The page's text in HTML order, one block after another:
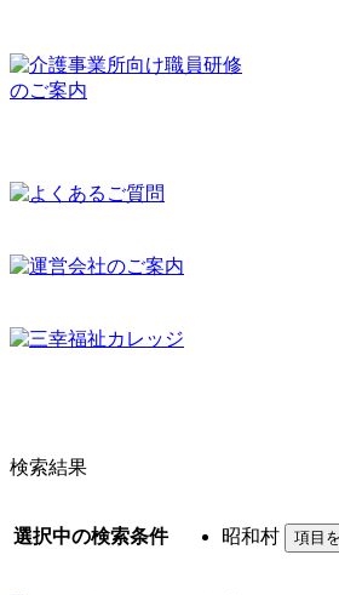
検索結果
選択中の検索条件 昭和村